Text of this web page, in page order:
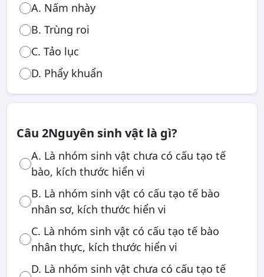
A. Nấm nhày
B. Trùng roi
C. Tảo lục
D. Phẩy khuẩn
Câu 2Nguyên sinh vật là gì?
A. Là nhóm sinh vật chưa có cấu tạo tế
bào, kích thước hiển vi
B. Là nhóm sinh vật có cấu tạo tế bào
nhân sơ, kích thước hiển vi
C. Là nhóm sinh vật có cấu tạo tế bào
nhân thực, kích thước hiển vi
D. Là nhóm sinh vật chưa có cấu tạo tế